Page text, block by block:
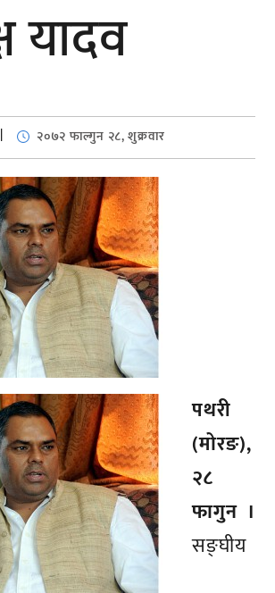
यादव
२०७२ फाल्गुन २८, शुक्रवार
पथरी
(मोरङ),
२८
फागुन ।
सङ्घीय